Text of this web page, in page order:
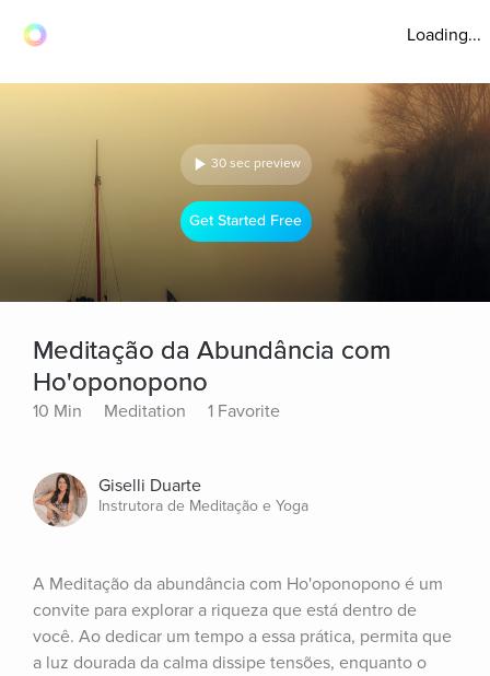
Loading...
30 sec preview
Get Started Free
Meditação da Abundância com
Ho'oponopono
10 Min Meditation 1 Favorite
Giselli Duarte
Instrutora de Meditação e Yoga
A Meditação da abundância com Ho'oponopono é um
convite para explorar a riqueza que está dentro de
você. Ao dedicar um tempo a essa prática, permita que
a luz dourada da calma dissipe tensões, enquanto o